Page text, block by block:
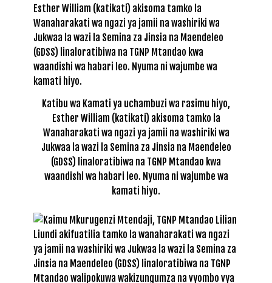
Katibu wa Kamati ya uchambuzi wa rasimu hiyo,
Esther William (katikati) akisoma tamko la
Wanaharakati wa ngazi ya jamii na washiriki wa
Jukwaa la wazi la Semina za Jinsia na Maendeleo
(GDSS) linaloratibiwa na TGNP Mtandao kwa
waandishi wa habari leo. Nyuma ni wajumbe wa
kamati hiyo.